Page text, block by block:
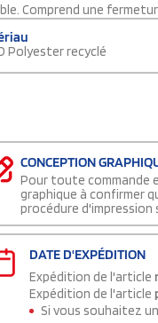
Comprend une
Polyester recyclé
CONCEPTION
Pour toute commande
graphique à confirmer
procédure d'impression
DATE D'EXPÉDITION
Expédition de l'article
Expédition de l'article
Si vous souhaitez